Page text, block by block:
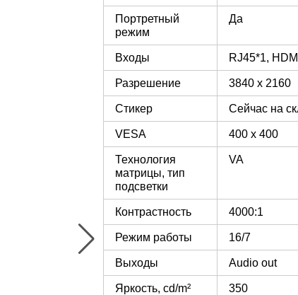
Портретный
режим
Да
Входы RJ45*1,
Разрешение 3840 x 2160
Стикер Сейчас на
VESA 400 x 400
Технология
матрицы, тип
подсветки
VA
Контрастность 4000:1
Режим работы 16/7
Выходы Audio out
Яркость, cd/m² 350